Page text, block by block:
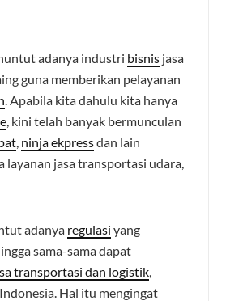
adanya industri bisnis jasa
guna memberikan pelayanan
. Apabila kita dahulu kita hanya
, kini telah banyak bermunculan
, ninja ekpressdan lain
layanan jasa transportasi udara,
adanya regulasi yang
sama-sama dapat
transportasi dan logistik,
Hal itu mengingat